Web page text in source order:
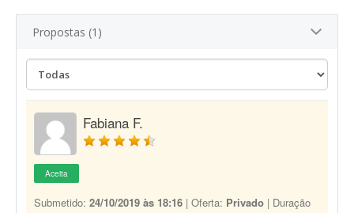
Propostas (1)
Fabiana F.
Aceita
Submetido: 24/10/2019 às 18:16 | Oferta: Privado | Duração